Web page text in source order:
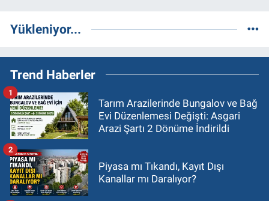
Yükleniyor...
Trend Haberler
Tarım Arazilerinde Bungalov ve Bağ
Evi Düzenlemesi Değişti: Asgari
Arazi Şartı 2 Dönüme İndirildi
1
Piyasa mı Tıkandı, Kayıt Dışı
Kanallar mı Daralıyor?
2